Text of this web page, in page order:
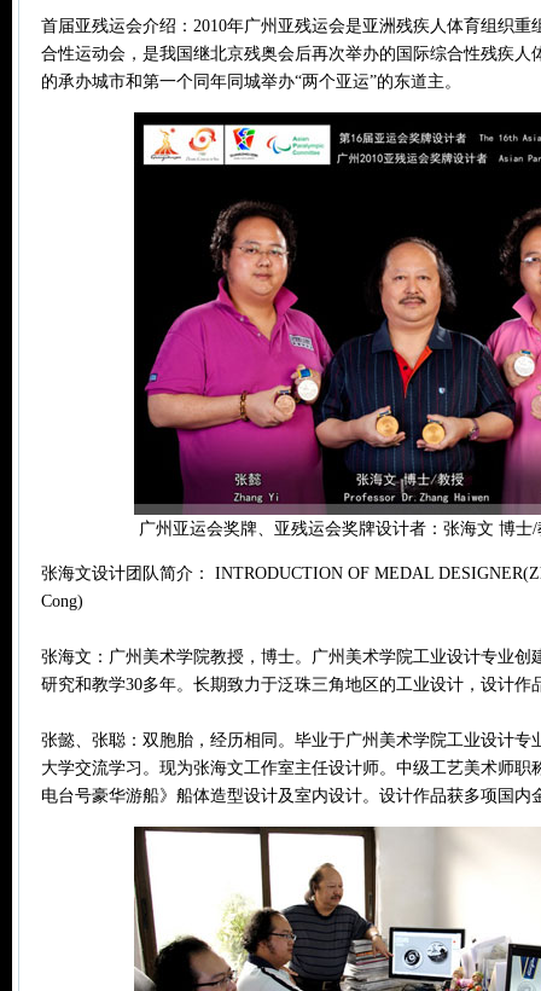
首届亚残运会介绍：2010年广州亚残运会是亚洲残疾人体育组织重
合性运动会，是我国继北京残奥会后再次举办的国际综合性残疾人
的承办城市和第一个同年同城举办“两个亚运”的东道主。
广州亚运会奖牌、亚残运会奖牌设计者：张海文 博士
张海文设计团队简介： INTRODUCTION OF MEDAL
Cong)
张海文：广州美术学院教授，博士。广州美术学院工业设计专业创
研究和教学30多年。长期致力于泛珠三角地区的工业设计，设计作
张懿、张聪：双胞胎，经历相同。毕业于广州美术学院工业设计专
大学交流学习。现为张海文工作室主任设计师。中级工艺美术师职
电台号豪华游船》船体造型设计及室内设计。设计作品获多项国内